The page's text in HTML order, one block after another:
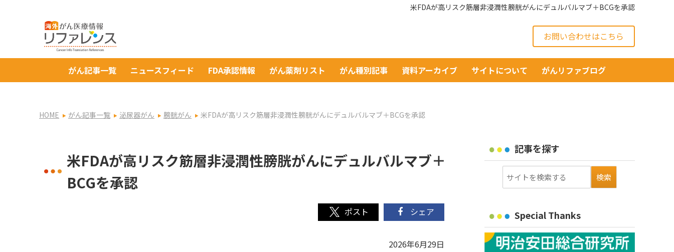
米FDAが高リスク筋層非浸潤性膀胱がんにデュルバルマブ＋BCGを承認
お問い合わせはこちら
がん記事一覧 ニュースフィード FDA承認情報 がん薬剤リスト がん種別記事 資料アーカイブ サイトについて がんリファブログ
HOME がん記事一覧 泌尿器がん 膀胱がん 米FDAが高リスク筋層非浸潤性膀胱がんにデュルバルマブ＋BCGを承認
米FDAが高リスク筋層非浸潤性膀胱がんにデュルバルマブ＋
BCGを承認
シェア
2026年6月29日
記事を探す
Special Thanks